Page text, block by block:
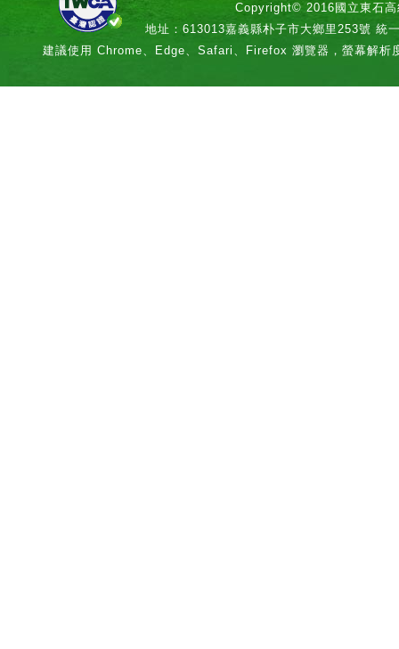
Copyright© 2016國立東石高
地址：613013嘉義縣朴子市大鄉里253號 統
建議使用 Chrome、Edge、Safari、Firefox 瀏覽器，螢幕解